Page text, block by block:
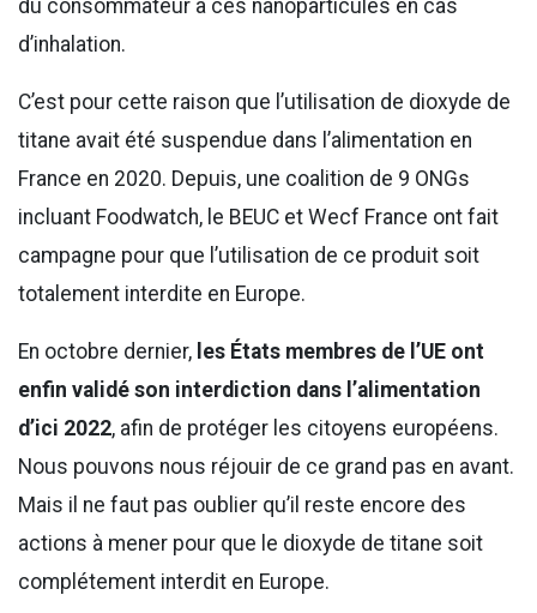
du consommateur à ces nanoparticules en cas
d’inhalation.
C’est pour cette raison que l’utilisation de dioxyde de
titane avait été suspendue dans l’alimentation en
France en 2020. Depuis, une coalition de 9 ONGs
incluant Foodwatch, le BEUC et Wecf France ont fait
campagne pour que l’utilisation de ce produit soit
totalement interdite en Europe.
En octobre dernier, les États membres de l’UE ont
enfin validé son interdiction dans l’alimentation
d’ici 2022, afin de protéger les citoyens européens.
Nous pouvons nous réjouir de ce grand pas en avant.
Mais il ne faut pas oublier qu’il reste encore des
actions à mener pour que le dioxyde de titane soit
complétement interdit en Europe.